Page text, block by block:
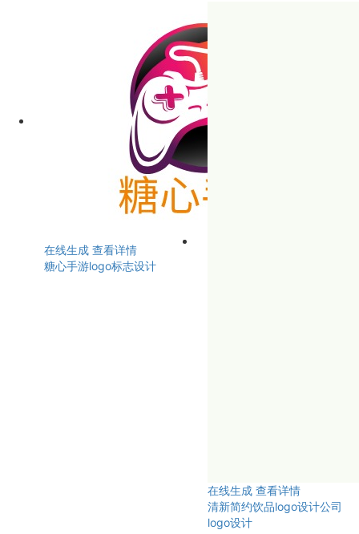
在线生成 查看详情
糖心手游logo标志设计
在线生成 查看详情
清新简约饮品logo设计公司
logo设计